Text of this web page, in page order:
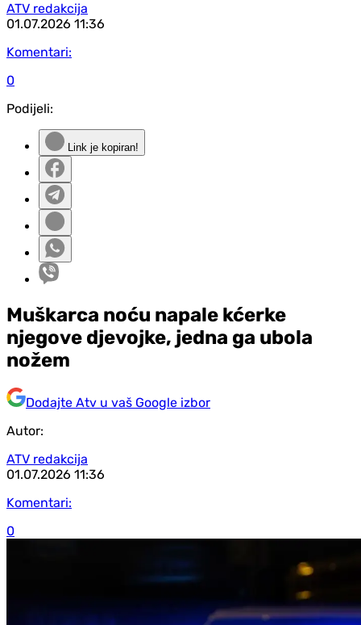
ATV redakcija
01.07.2026 11:36
Komentari:
0
Podijeli:
Link je kopiran!
Muškarca noću napale kćerke
njegove djevojke, jedna ga ubola
nožem
Dodajte Atv u vaš Google izbor
Autor:
ATV redakcija
01.07.2026 11:36
Komentari:
0